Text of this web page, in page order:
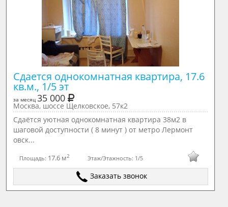
Сдается однокомнатная квартира, 17.6
кв.м., 1/5 эт
за месяц 35 000
Москва, шоссе Щелковское, 57к2
Сдаётся уютная однокомнатная квартира 38м2 в
шаговой доступности ( 8 минут ) от метро Лермонт
овск...
Площадь: 17.6 м2 Этаж/Этажность: 1/5
Заказать звонок